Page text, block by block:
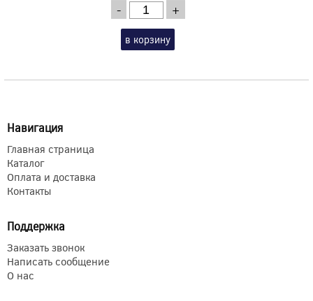
- +
в корзину
Навигация
Главная страница
Каталог
Оплата и доставка
Контакты
Поддержка
Заказать звонок
Написать сообщение
О нас